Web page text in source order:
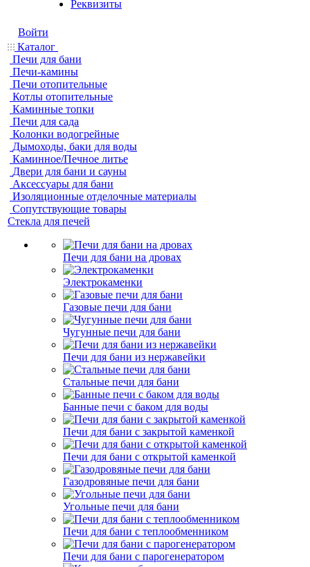
Реквизиты
Войти
Каталог
Печи для бани
Печи-камины
Печи отопительные
Котлы отопительные
Каминные топки
Печи для сада
Колонки водогрейные
Дымоходы, баки для воды
Каминное/Печное литье
Двери для бани и сауны
Аксессуары для бани
Изоляционные отделочные материалы
Сопутствующие товары
Стекла для печей
Печи для бани на дровах
Электрокаменки
Газовые печи для бани
Чугунные печи для бани
Печи для бани из нержавейки
Стальные печи для бани
Банные печи с баком для воды
Печи для бани с закрытой каменкой
Печи для бани с открытой каменкой
Газодровяные печи для бани
Угольные печи для бани
Печи для бани с теплообменником
Печи для бани с парогенератором